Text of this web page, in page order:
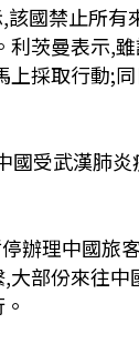
國禁止所有
利茨曼表示,
上採取行動;
國受武漢肺炎
辦理中國旅
大部份來往中